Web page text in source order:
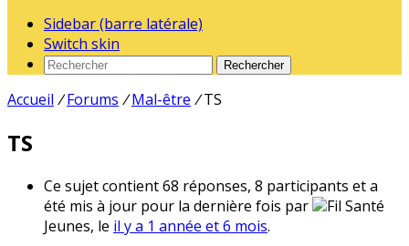
Sidebar (barre latérale)
Switch skin
Rechercher
Accueil / Forums / Mal-être / TS
TS
Ce sujet contient 68 réponses, 8 participants et a
été mis à jour pour la dernière fois par
Fil Santé
Jeunes, le il y a 1 année et 6 mois.